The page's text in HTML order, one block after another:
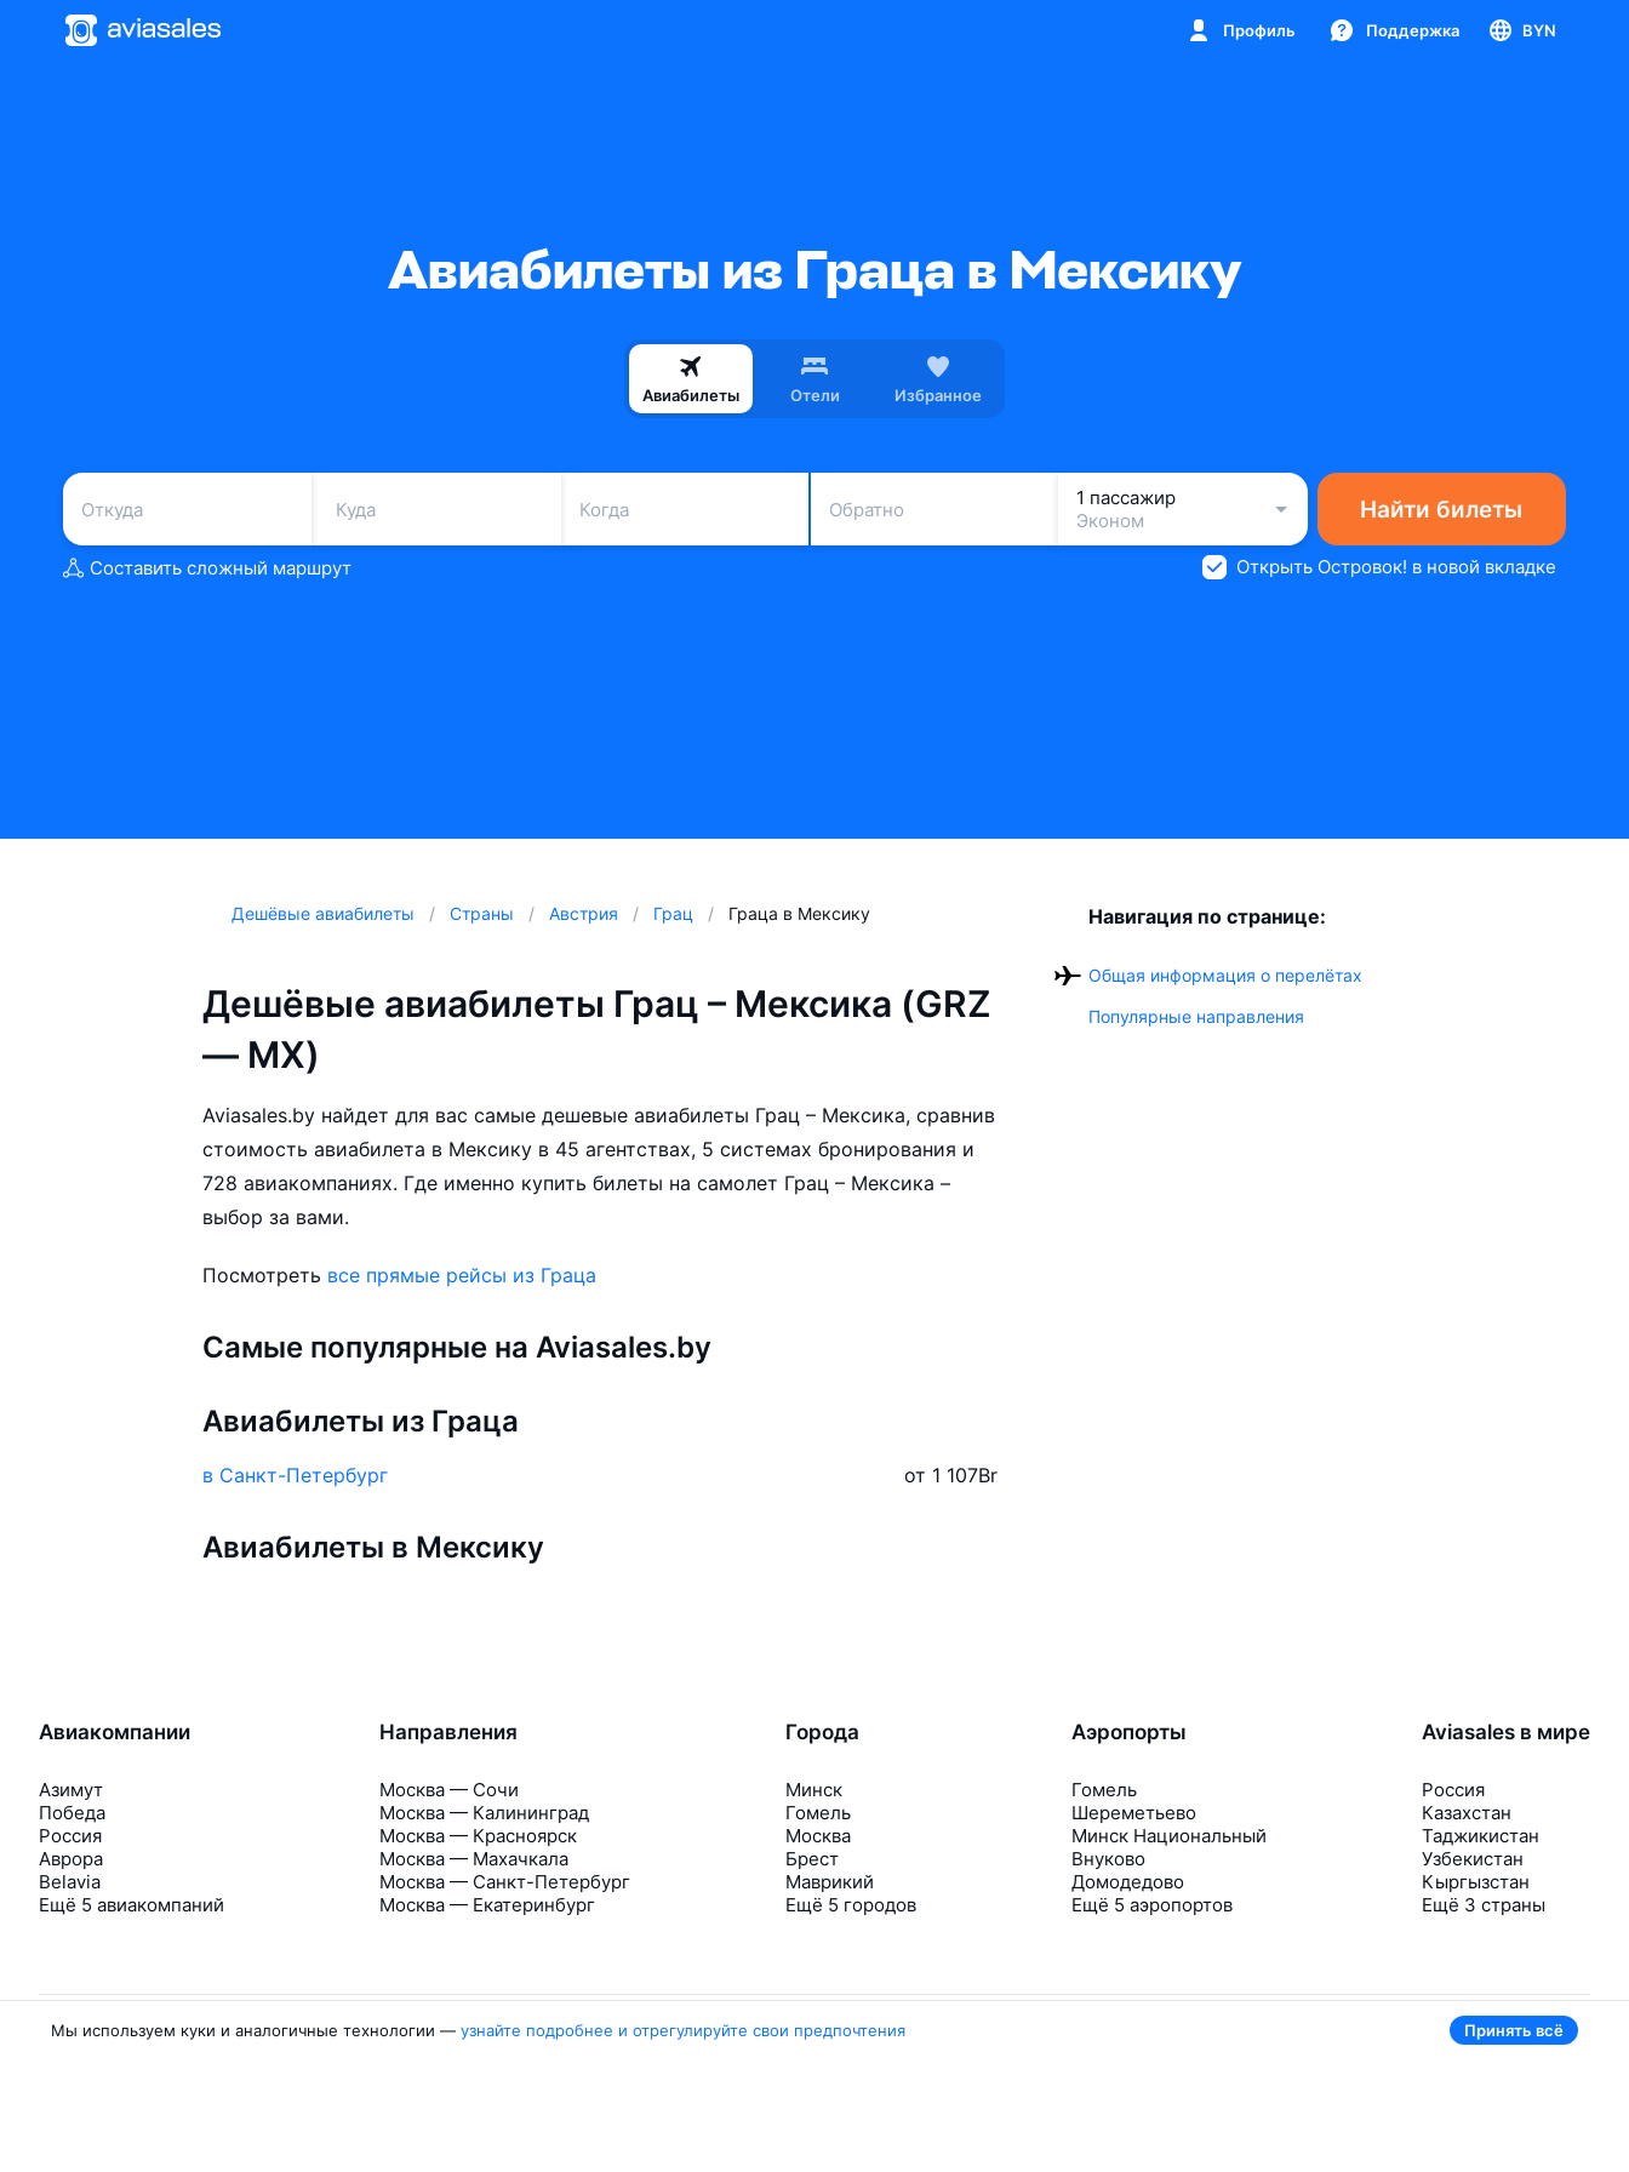
Профиль Поддержка BYN
Авиабилеты из Граца в Мексику
Авиабилеты Отели Избранное
Когда Обратно
1 пассажир
Эконом
Найти билеты
Составить сложный маршрут Открыть Островок! в новой вкладке
Дешёвые авиабилеты Страны Австрия Грац Граца в Мексику
Дешёвые авиабилеты Грац – Мексика (GRZ
— MX)
Aviasales.by найдет для вас самые дешевые авиабилеты Грац – Мексика, сравнив
стоимость авиабилета в Мексику в 45 агентствах, 5 системах бронирования и
728 авиакомпаниях. Где именно купить билеты на самолет Грац – Мексика –
выбор за вами.
Посмотреть все прямые рейсы из Граца
Самые популярные на Aviasales.by
Авиабилеты из Граца
в Санкт-Петербург от 1 107Br
Авиабилеты в Мексику
Навигация по странице:
Общая информация о перелётах
Популярные направления
Авиакомпании
Азимут
Победа
Россия
Аврора
Belavia
Ещё 5 авиакомпаний
Направления
Москва — Сочи
Москва — Калининград
Москва — Красноярск
Москва — Махачкала
Москва — Санкт-Петербург
Москва — Екатеринбург
Города
Минск
Гомель
Москва
Брест
Маврикий
Ещё 5 городов
Аэропорты
Гомель
Шереметьево
Минск Национальный
Внуково
Домодедово
Ещё 5 аэропортов
Aviasales в мире
Россия
Казахстан
Таджикистан
Узбекистан
Кыргызстан
Ещё 3 страны
Мы используем куки и аналогичные технологии — узнайте подробнее и отрегулируйте свои предпочтения Принять всё